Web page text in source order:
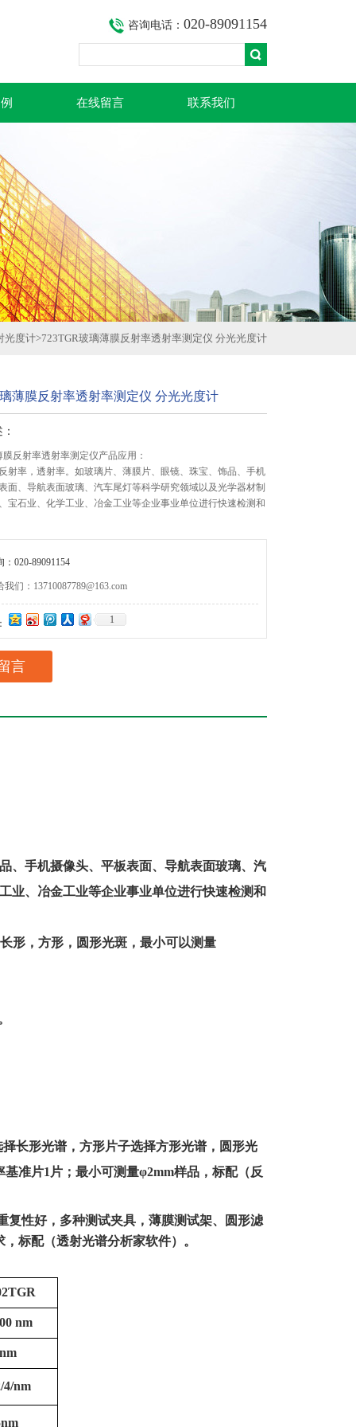
咨询电话： 020-89091154
在线留言 联系我们
光度计>723TGR玻璃薄膜反射率透射率测定仪 分光光度计
薄膜反射率透射率测定仪 分光光度计
膜反射率透射率测定仪产品应用：
射率，透射率。如玻璃片、薄膜片、眼镜、珠宝、饰品、手机
面、导航表面玻璃、汽车尾灯等科学研究领域以及光学器材制
宝石业、化学工业、冶金工业等企业事业单位进行快速检测和
：020-89091154
我们：13710087789@163.com
1
言
、手机摄像头、平板表面、导航表面玻璃、汽
业、冶金工业等企业事业单位进行快速检测和
形，方形，圆形光斑，最小可以测量
长形光谱，方形片子选择方形光谱，圆形光
准片1片；最小可测量φ2mm样品，标配（反
性好，多种测试夹具，薄膜测试架、圆形滤
标配（透射光谱分析家软件） 。
nm
4/nm